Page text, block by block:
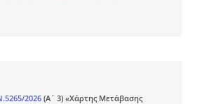
2026 (Α΄ 3) «Χάρτης Μετάβασης